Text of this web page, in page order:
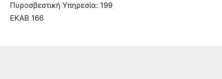
Πυροσβεστική Υπηρεσία: 199
ΕΚΑΒ 166